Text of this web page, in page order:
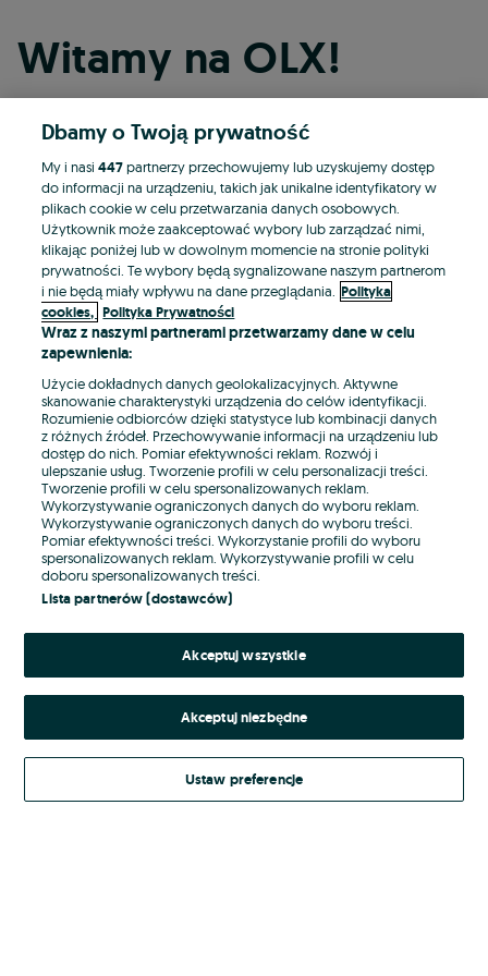
Witamy na OLX!
Kontynuuj przez Facebooka
Kontynuuj przez konto Apple
Kontynuuj przez konto Google
LUB
E-mail
Hasło
Nie pamiętasz hasła?
Zaloguj się
Kontynuując za pośrednictwem jednego z dostawców wskazanych powyżej,
Regulamin serwisuOLX.pl w jego aktualnym brzmieniu.
Dbamy o Twoją prywatność
My i nasi447partnerzy przechowujemy lub uzyskujemy dostęp
do informacji na urządzeniu, takich jak unikalne identyfikatory w
plikach cookie w celu przetwarzania danych osobowych.
Użytkownik może zaakceptować wybory lub zarządzać nimi,
klikając poniżej lub w dowolnym momencie na stronie polityki
prywatności. Te wybory będą sygnalizowane naszym partnerom
i nie będą miały wpływu na dane przeglądania. Polityka
cookies, Polityka Prywatności
Wraz z naszymi partnerami przetwarzamy dane w celu
zapewnienia:
Użycie dokładnych danych geolokalizacyjnych. Aktywne
skanowanie charakterystyki urządzenia do celów identyfikacji.
Rozumienie odbiorców dzięki statystyce lub kombinacji danych
z różnych źródeł. Przechowywanie informacji na urządzeniu lub
dostęp do nich. Pomiar efektywności reklam. Rozwój i
ulepszanie usług. Tworzenie profili w celu personalizacji treści.
Tworzenie profili w celu spersonalizowanych reklam.
Wykorzystywanie ograniczonych danych do wyboru reklam.
Wykorzystywanie ograniczonych danych do wyboru treści.
Pomiar efektywności treści. Wykorzystanie profili do wyboru
spersonalizowanych reklam. Wykorzystywanie profili w celu
doboru spersonalizowanych treści.
Lista partnerów (dostawców)
Akceptuj wszystkie
Akceptuj niezbędne
Ustaw preferencje